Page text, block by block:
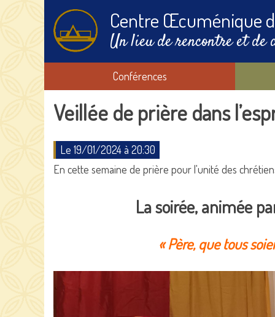
Centre Œcuménique
Un lieu de rencontre et de
Conférences
Veillée de prière dans
Le 19/01/2024 à 20:30
En cette semaine de prière pour l'unité des
La soirée, animée
« Père, que tous